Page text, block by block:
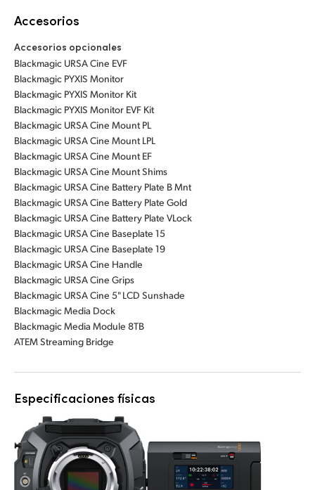
Accesorios
Accesorios opcionales
Blackmagic URSA Cine EVF
Blackmagic PYXIS Monitor
Blackmagic PYXIS Monitor Kit
Blackmagic PYXIS Monitor EVF Kit
Blackmagic URSA Cine Mount PL
Blackmagic URSA Cine Mount LPL
Blackmagic URSA Cine Mount EF
Blackmagic URSA Cine Mount Shims
Blackmagic URSA Cine Battery Plate B Mnt
Blackmagic URSA Cine Battery Plate Gold
Blackmagic URSA Cine Battery Plate VLock
Blackmagic URSA Cine Baseplate 15
Blackmagic URSA Cine Baseplate 19
Blackmagic URSA Cine Handle
Blackmagic URSA Cine Grips
Blackmagic URSA Cine 5" LCD Sunshade
Blackmagic Media Dock
Blackmagic Media Module 8TB
ATEM Streaming Bridge
Especificaciones físicas